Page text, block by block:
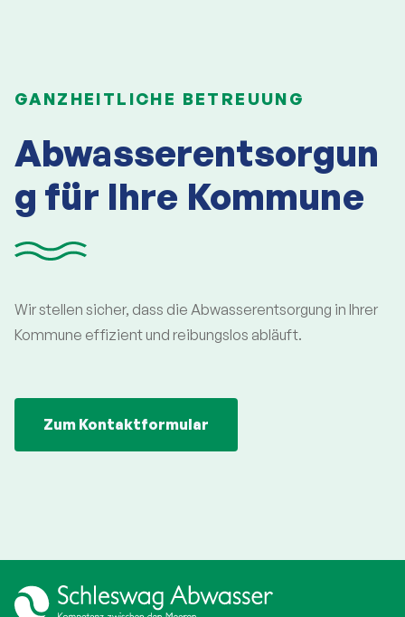
GANZHEITLICHE BETREUUNG
Abwasserentsorgun
g für Ihre Kommune
Wir stellen sicher, dass die Abwasserentsorgung in Ihrer
Kommune effizient und reibungslos abläuft.
Zum Kontaktformular